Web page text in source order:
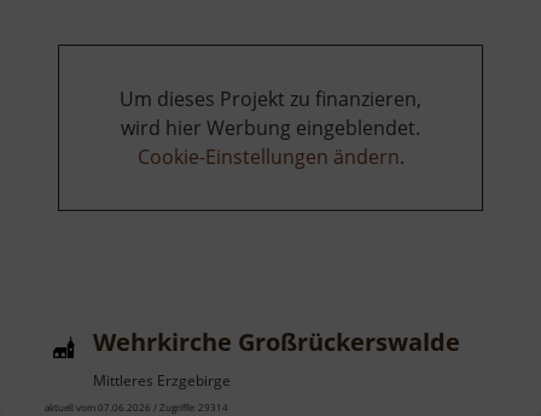
Um dieses Projekt zu finanzieren,
wird hier Werbung eingeblendet.
Cookie-Einstellungen ändern.
Wehrkirche Großrückerswalde
Mittleres Erzgebirge
aktuell vom 07.06.2026 / Zugriffe: 29314